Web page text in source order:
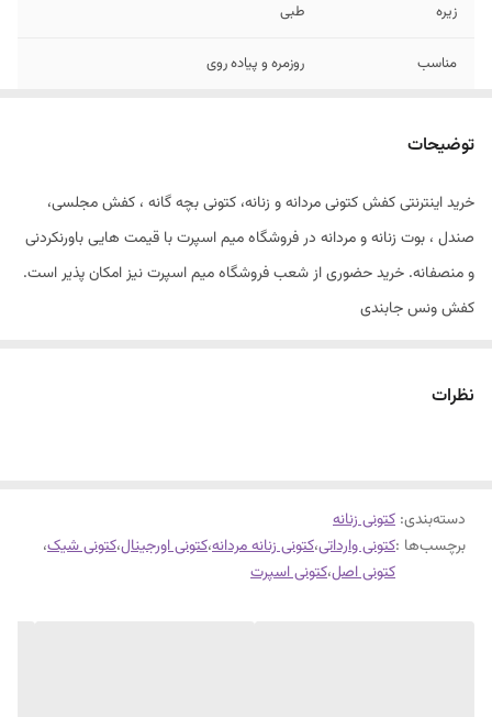
زیره طبی
مناسب روزمره و پیاده روی
توضیحات
خرید اینترنتی کفش کتونی مردانه و زنانه، کتونی بچه گانه ، کفش مجلسی،
صندل ، بوت زنانه و مردانه در فروشگاه میم اسپرت با قیمت هایی باورنکردنی
و منصفانه. خرید حضوری از شعب فروشگاه میم اسپرت نیز امکان پذیر است.
کفش ونس جابندی
نظرات
دسته‌بندی: کتونی زنانه
برچسب‌ها :کتونی وارداتی،کتونی زنانه مردانه،کتونی اورجینال،کتونی شیک،
کتونی اصل،کتونی اسپرت